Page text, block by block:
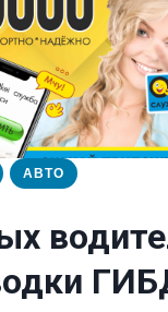
АВТО